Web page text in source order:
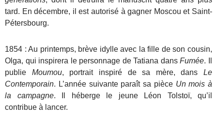
tard. En décembre, il est autorisé à gagner Moscou et Saint-
Pétersbourg.
1854 : Au printemps, brève idylle avec la fille de son cousin,
Olga, qui inspirera le personnage de Tatiana dansFumée. Il
publie Moumou, portrait inspiré de sa mère, dans Le
Contemporain. L’année suivante paraît sa pièce Un mois à
la campagne. Il héberge le jeune Léon Tolstoï, qu’il
contribue à lancer.